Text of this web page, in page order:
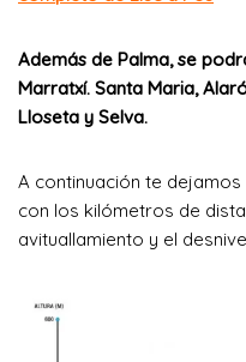
Además de Palma, se
Marratxí. Santa Maria,
Lloseta y Selva.
A continuación te
con los kilómetros de
avituallamiento y el